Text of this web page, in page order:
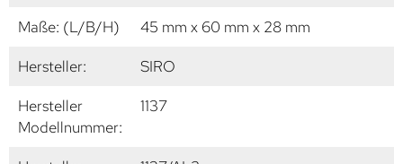
Maße: (L/B/H)
45 mm x 60 mm x 28 mm
Hersteller:
SIRO
Hersteller
Modellnummer:
1137